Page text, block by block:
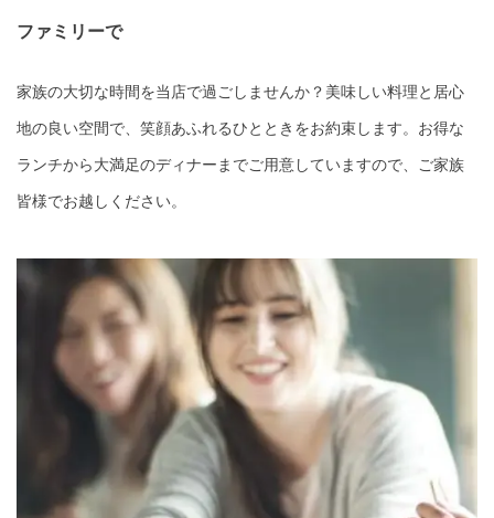
ファミリーで
家族の大切な時間を当店で過ごしませんか？美味しい料理と居心
地の良い空間で、笑顔あふれるひとときをお約束します。お得な
ランチから大満足のディナーまでご用意していますので、ご家族
皆様でお越しください。